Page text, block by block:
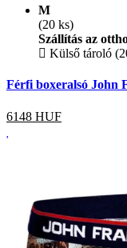
M
(20 ks)
Szállítás az
Külső tároló
Férfi boxeralsó John
6148 HUF